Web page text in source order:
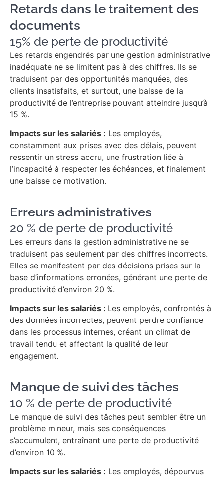
Retards dans le traitement des
documents
15% de perte de productivité
Les retards engendrés par une gestion administrative
inadéquate ne se limitent pas à des chiffres. Ils se
traduisent par des opportunités manquées, des
clients insatisfaits, et surtout, une baisse de la
productivité de l’entreprise pouvant atteindre jusqu’à
15 %.
Impacts sur les salariés : Les employés,
constamment aux prises avec des délais, peuvent
ressentir un stress accru, une frustration liée à
l’incapacité à respecter les échéances, et finalement
une baisse de motivation.
Erreurs administratives
20 % de perte de productivité
Les erreurs dans la gestion administrative ne se
traduisent pas seulement par des chiffres incorrects.
Elles se manifestent par des décisions prises sur la
base d’informations erronées, générant une perte de
productivité d’environ 20 %.
Impacts sur les salariés : Les employés, confrontés à
des données incorrectes, peuvent perdre confiance
dans les processus internes, créant un climat de
travail tendu et affectant la qualité de leur
engagement.
Manque de suivi des tâches
10 % de perte de productivité
Le manque de suivi des tâches peut sembler être un
problème mineur, mais ses conséquences
s’accumulent, entraînant une perte de productivité
d’environ 10 %.
Impacts sur les salariés : Les employés, dépourvus